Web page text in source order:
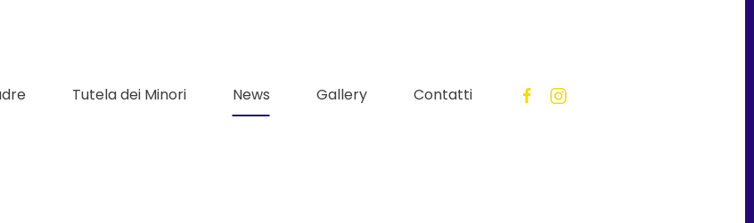
Tutela dei Minori News Gallery Contatti